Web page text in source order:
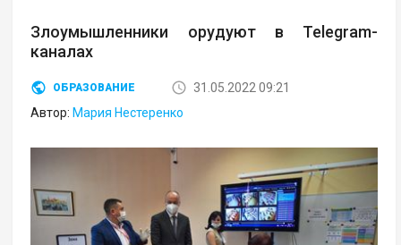
Злоумышленники орудуют в Telegram-
каналах
ОБРАЗОВАНИЕ
31.05.2022 09:21
Автор: Мария Нестеренко